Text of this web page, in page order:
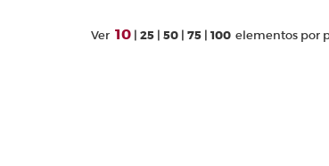
Ver 10 25 50 75 100 elementos por